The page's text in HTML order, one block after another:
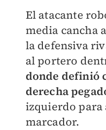
El atacante
media cancha
la defensiva
al portero
donde definió
derecha
izquierdo
marcador.